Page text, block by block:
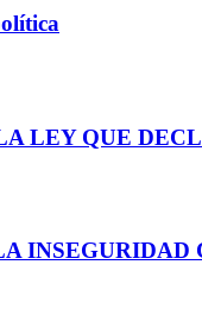
LEY QUE